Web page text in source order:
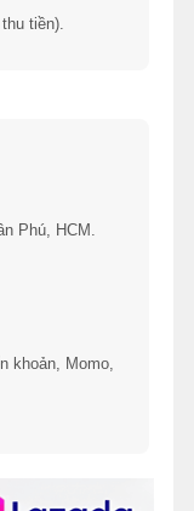
tiền).
Phú, HCM.
khoản, Momo,